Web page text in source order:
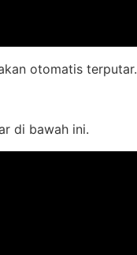
otomatis terputar.
di bawah ini.